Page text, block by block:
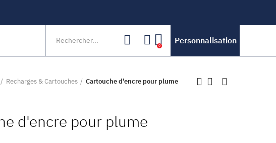
0
Personnalisation
Recharges & Cartouches Cartouche d'encre pour plume
d'encre pour plume